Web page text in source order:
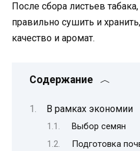
После сбора листьев
правильно сушить и
качество и аромат.
Содержание
В рамках экономии
Выбор семян
Подготовка